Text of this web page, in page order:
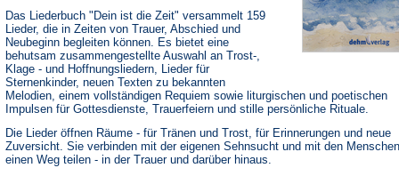
Das Liederbuch "Dein ist die Zeit" versammelt 159
Lieder, die in Zeiten von Trauer, Abschied und
Neubeginn begleiten können. Es bietet eine
behutsam zusammengestellte Auswahl an Trost-,
Klage - und Hoffnungsliedern, Lieder für
Sternenkinder, neuen Texten zu bekannten
Melodien, einem vollständigen Requiem sowie liturgischen und poetischen
Impulsen für Gottesdienste, Trauerfeiern und stille persönliche Rituale.
Die Lieder öffnen Räume - für Tränen und Trost, für Erinnerungen und neue
Zuversicht. Sie verbinden mit der eigenen Sehnsucht und mit den
einen Weg teilen - in der Trauer und darüber hinaus.